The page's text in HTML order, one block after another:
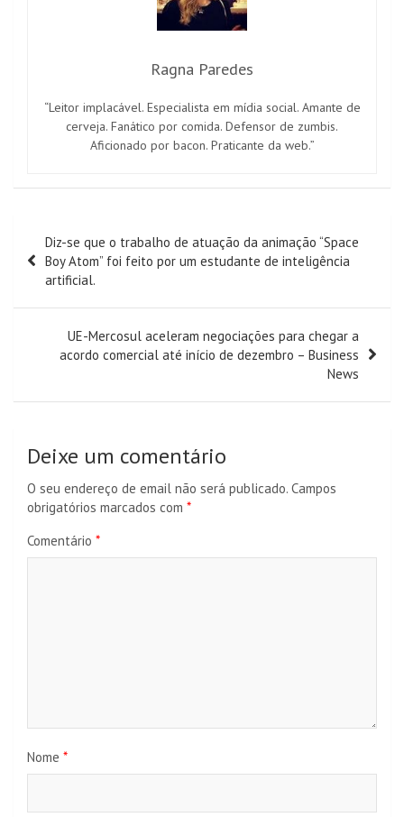
Ragna Paredes
“Leitor implacável. Especialista em mídia social. Amante de
cerveja. Fanático por comida. Defensor de zumbis.
Aficionado por bacon. Praticante da web.”
de
artigos
Diz-se que o trabalho de atuação da animação “Space
Boy Atom” foi feito por um estudante de inteligência
artificial.
UE-Mercosul aceleram negociações para chegar a
acordo comercial até início de dezembro – Business
News
Deixe um comentário
O seu endereço de email não será publicado. Campos
obrigatórios marcados com *
Comentário *
Nome *